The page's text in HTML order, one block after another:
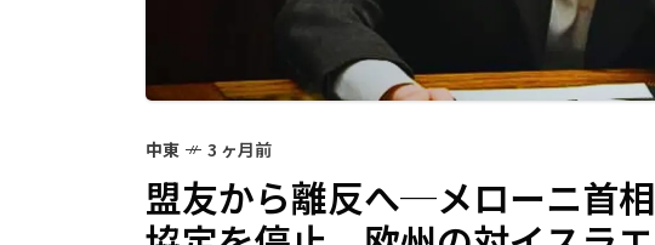
中東 3 ヶ月前
盟友から離反へ─メローニ首